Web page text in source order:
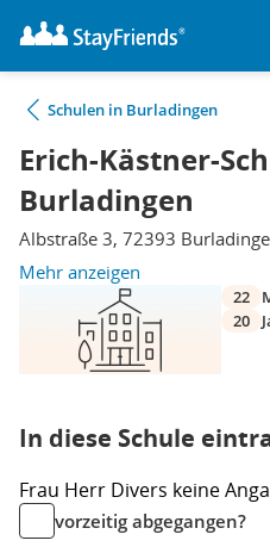
Schulen in Burladingen
Erich-Kästner-
Burladingen
Albstraße 3, 72393
Mehr anzeigen
22
20
In diese Schule
Frau Herr Divers keine
vorzeitig abgegangen?